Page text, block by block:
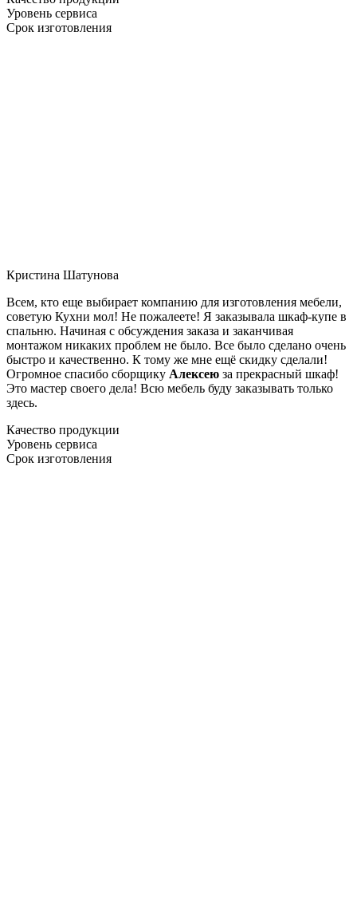
Уровень сервиса
Срок изготовления
Кристина Шатунова
Всем, кто еще выбирает компанию для изготовления мебели,
советую Кухни мол! Не пожалеете! Я заказывала шкаф-купе в
спальню. Начиная с обсуждения заказа и заканчивая
монтажом никаких проблем не было. Все было сделано очень
быстро и качественно. К тому же мне ещё скидку сделали!
Огромное спасибо сборщику Алексею за прекрасный шкаф!
Это мастер своего дела! Всю мебель буду заказывать только
здесь.
Качество продукции
Уровень сервиса
Срок изготовления